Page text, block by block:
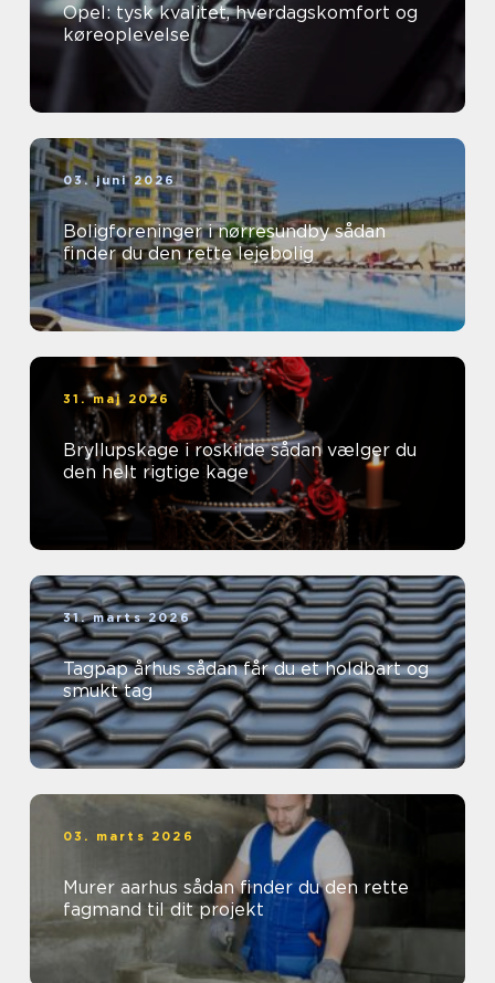
Opel: tysk kvalitet, hverdagskomfort og
køreoplevelse
03. juni 2026
Boligforeninger i nørresundby sådan
finder du den rette lejebolig
31. maj 2026
Bryllupskage i roskilde sådan vælger du
den helt rigtige kage
31. marts 2026
Tagpap århus sådan får du et holdbart og
smukt tag
03. marts 2026
Murer aarhus sådan finder du den rette
fagmand til dit projekt